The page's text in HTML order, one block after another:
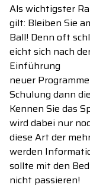
Als wichtigster
gilt: Bleiben Sie
Ball! Denn oft schl
eicht sich nach
Einführung
neuer
Schulung dann die
Kennen Sie das
wird dabei nur
diese Art der
werden
sollte mit den
nicht passieren!